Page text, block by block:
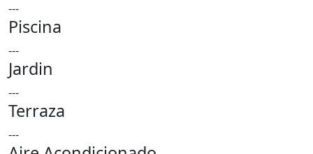
---
Piscina
---
Jardin
---
Terraza
---